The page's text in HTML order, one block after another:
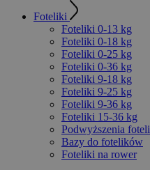
Foteliki
Foteliki 0-13 kg
Foteliki 0-18 kg
Foteliki 0-25 kg
Foteliki 0-36 kg
Foteliki 9-18 kg
Foteliki 9-25 kg
Foteliki 9-36 kg
Foteliki 15-36 kg
Podwyższenia foteli
Bazy do fotelików
Foteliki na rower